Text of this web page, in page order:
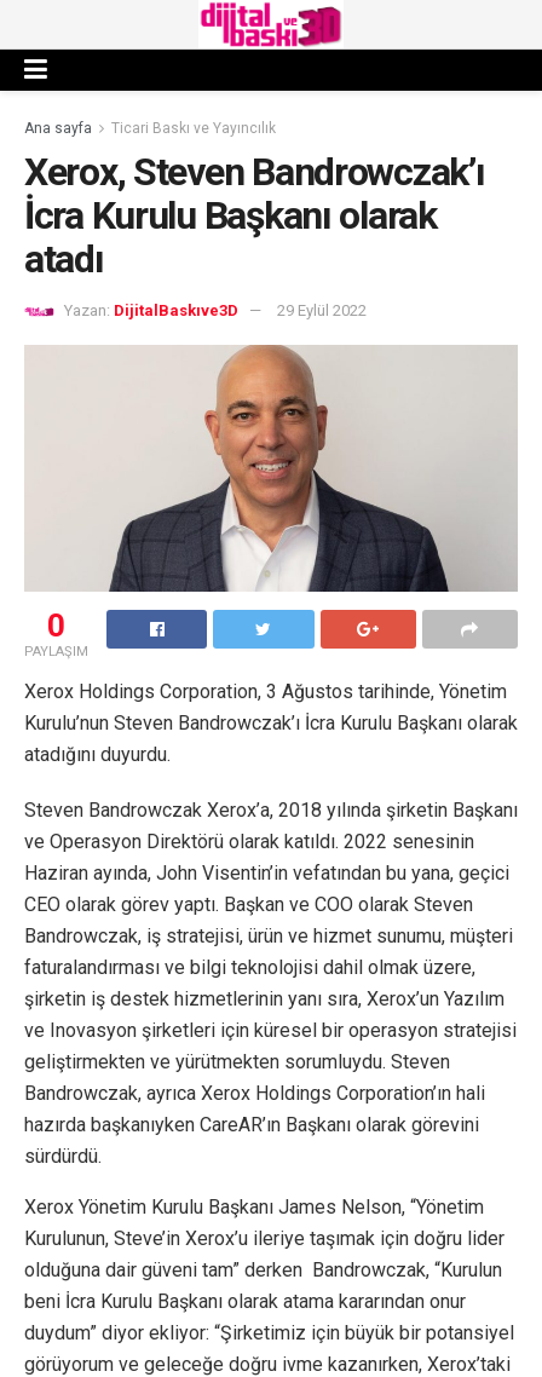
Ana sayfa Ticari Baskı ve Yayıncılık
Xerox, Steven Bandrowczak’ı
İcra Kurulu Başkanı olarak
atadı
Yazan: DijitalBaskıve3D 29 Eylül 2022
0
PAYLAŞIM
Xerox Holdings Corporation, 3 Ağustos tarihinde, Yönetim
Kurulu’nun Steven Bandrowczak’ı İcra Kurulu Başkanı olarak
atadığını duyurdu.
Steven Bandrowczak Xerox’a, 2018 yılında şirketin Başkanı
ve Operasyon Direktörü olarak katıldı. 2022 senesinin
Haziran ayında, John Visentin’in vefatından bu yana, geçici
CEO olarak görev yaptı. Başkan ve COO olarak Steven
Bandrowczak, iş stratejisi, ürün ve hizmet sunumu, müşteri
faturalandırması ve bilgi teknolojisi dahil olmak üzere,
şirketin iş destek hizmetlerinin yanı sıra, Xerox’un Yazılım
ve Inovasyon şirketleri için küresel bir operasyon stratejisi
geliştirmekten ve yürütmekten sorumluydu. Steven
Bandrowczak, ayrıca Xerox Holdings Corporation’ın hali
hazırda başkanıyken CareAR’ın Başkanı olarak görevini
sürdürdü.
Xerox Yönetim Kurulu Başkanı James Nelson, “Yönetim
Kurulunun, Steve’in Xerox’u ileriye taşımak için doğru lider
olduğuna dair güveni tam” derken Bandrowczak, “Kurulun
beni İcra Kurulu Başkanı olarak atama kararından onur
duydum” diyor ekliyor: “Şirketimiz için büyük bir potansiyel
görüyorum ve geleceğe doğru ivme kazanırken, Xerox’taki